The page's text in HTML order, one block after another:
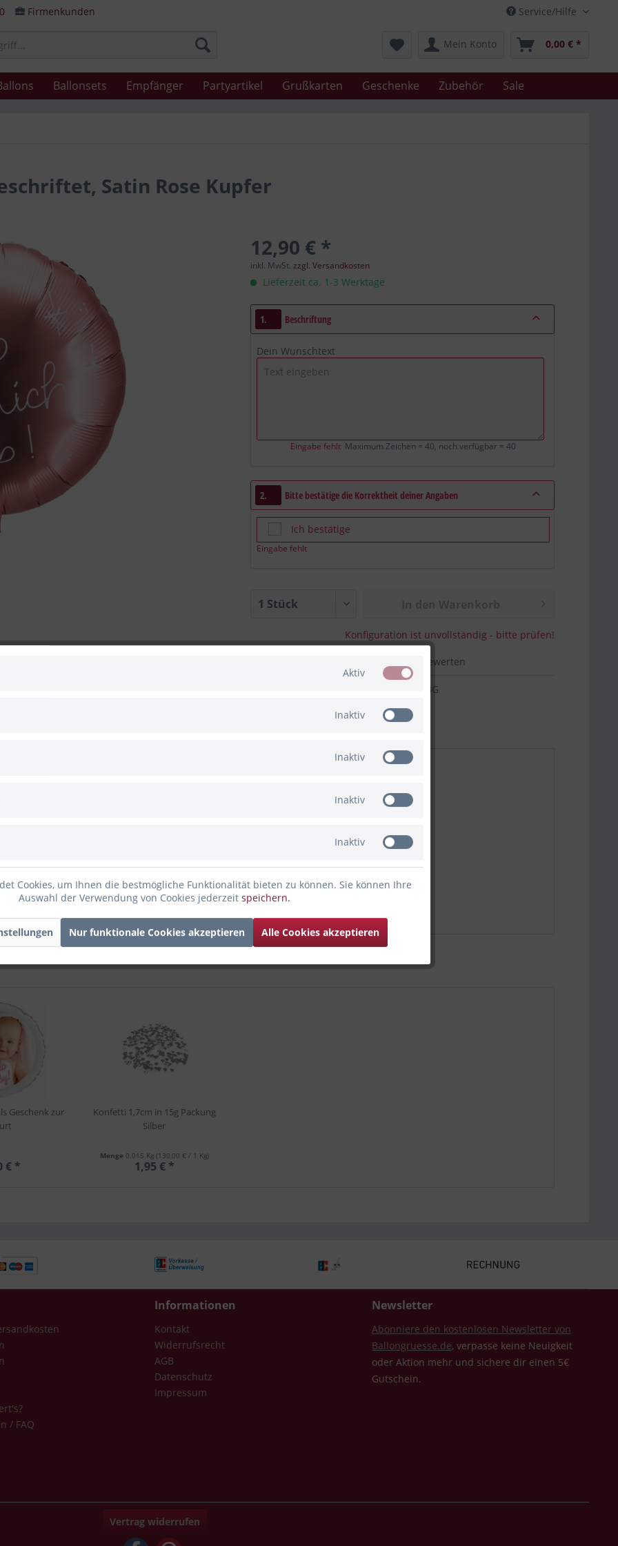
Service/Hilfe
Firmenkunden
Mein Konto 0,00 € *
Ballonsets Empfänger Partyartikel Grußkarten Geschenke Zubehör Sale
Satin Rose Kupfer
12,90 € *
inkl. MwSt.zzgl. Versandkosten
Lieferzeit ca. 1-3 Werktage
1. Beschriftung
Dein Wunschtext
Eingabe fehlt Maximum Zeichen = 40, noch verfügbar = 40
2. Bitte bestätige die Korrektheit deiner Angaben
Ich bestätige
Eingabe fehlt
Konfiguration ist unvollständig - bitte prüfen!
Bewerten
02-36824.HW.BG
Rose Kupfer
Seiten beschriftet
Geschenk zur
€ *
Konfetti 1,7cm in 15g Packung
Silber
Menge 0.015 Kg (130,00 € / 1 Kg)
1,95 € *
/ FAQ
Informationen
Kontakt
Widerrufsrecht
AGB
Datenschutz
Impressum
Newsletter
Abonniere den kostenlosen Newsletter von
Ballongruesse.de, verpasse keine Neuigkeit
oder Aktion mehr und sichere dir einen 5€
Gutschein.
Vertrag widerrufen
Aktiv
Inaktiv
Inaktiv
Inaktiv
Inaktiv
Cookies, um Ihnen die bestmögliche Funktionalität bieten zu können. Sie können Ihre
Auswahl der Verwendung von Cookies jederzeit speichern.
Nur funktionale Cookies akzeptieren Alle Cookies akzeptieren